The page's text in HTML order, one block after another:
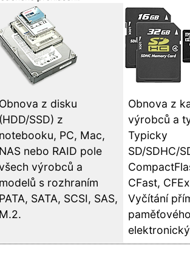
Obnova z disku
(HDD/SSD) z
notebooku, PC, Mac,
NAS nebo RAID pole
výrobců a
modelů s rozhraním
PATA, SATA, SCSI, SAS,
M.2.
Obnova z
výrobců a
Typicky
SD/SDHC/
CFast,
Vyčítání